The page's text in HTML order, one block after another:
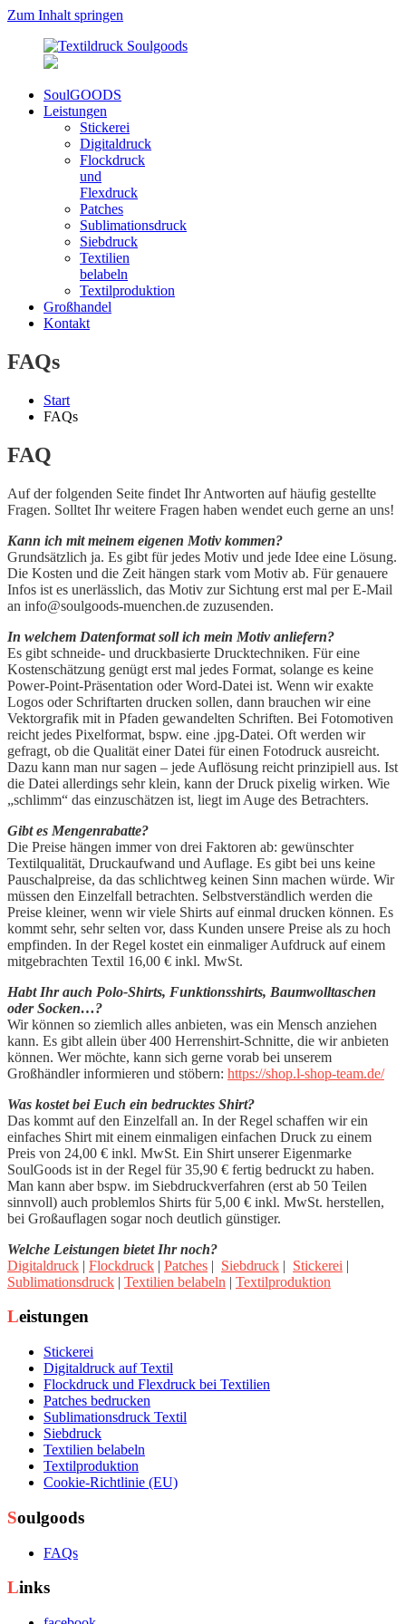
Zum Inhalt springen
SOULGOODS
Textildruckerei
Textildruckerei
Großauflagen!
SoulGOODS
Leistungen
Stickerei
Digitaldruck
Flockdruck
und
Flexdruck
Patches
Sublimationsdruck
Siebdruck
Textilien
belabeln
Textilproduktion
Großhandel
Kontakt
FAQs
Start
FAQs
FAQ
Auf der folgenden Seite findet Ihr Antworten auf häufig gestellte
Fragen. Solltet Ihr weitere Fragen haben wendet euch gerne an uns!
Kann ich mit meinem eigenen Motiv kommen?
Grundsätzlich ja. Es gibt für jedes Motiv und jede Idee eine Lösung.
Die Kosten und die Zeit hängen stark vom Motiv ab. Für genauere
Infos ist es unerlässlich, das Motiv zur Sichtung erst mal per E-Mail
an info@soulgoods-muenchen.de zuzusenden.
In welchem Datenformat soll ich mein Motiv anliefern?
Es gibt schneide- und druckbasierte Drucktechniken. Für eine
Kostenschätzung genügt erst mal jedes Format, solange es keine
Power-Point-Präsentation oder Word-Datei ist. Wenn wir exakte
Logos oder Schriftarten drucken sollen, dann brauchen wir eine
Vektorgrafik mit in Pfaden gewandelten Schriften. Bei Fotomotiven
reicht jedes Pixelformat, bspw. eine .jpg-Datei. Oft werden wir
gefragt, ob die Qualität einer Datei für einen Fotodruck ausreicht.
Dazu kann man nur sagen – jede Auflösung reicht prinzipiell aus. Ist
die Datei allerdings sehr klein, kann der Druck pixelig wirken. Wie
„schlimm“ das einzuschätzen ist, liegt im Auge des Betrachters.
Gibt es Mengenrabatte?
Die Preise hängen immer von drei Faktoren ab: gewünschter
Textilqualität, Druckaufwand und Auflage. Es gibt bei uns keine
Pauschalpreise, da das schlichtweg keinen Sinn machen würde. Wir
müssen den Einzelfall betrachten. Selbstverständlich werden die
Preise kleiner, wenn wir viele Shirts auf einmal drucken können. Es
kommt sehr, sehr selten vor, dass Kunden unsere Preise als zu hoch
empfinden. In der Regel kostet ein einmaliger Aufdruck auf einem
mitgebrachten Textil 16,00 € inkl. MwSt.
Habt Ihr auch Polo-Shirts, Funktionsshirts, Baumwolltaschen
oder Socken…?
Wir können so ziemlich alles anbieten, was ein Mensch anziehen
kann. Es gibt allein über 400 Herrenshirt-Schnitte, die wir anbieten
können. Wer möchte, kann sich gerne vorab bei unserem
Großhändler informieren und stöbern: https://shop.l-shop-team.de/
Was kostet bei Euch ein bedrucktes Shirt?
Das kommt auf den Einzelfall an. In der Regel schaffen wir ein
einfaches Shirt mit einem einmaligen einfachen Druck zu einem
Preis von 24,00 € inkl. MwSt. Ein Shirt unserer Eigenmarke
SoulGoods ist in der Regel für 35,90 € fertig bedruckt zu haben.
Man kann aber bspw. im Siebdruckverfahren (erst ab 50 Teilen
sinnvoll) auch problemlos Shirts für 5,00 € inkl. MwSt. herstellen,
bei Großauflagen sogar noch deutlich günstiger.
Welche Leistungen bietet Ihr noch?
Digitaldruck | Flockdruck | Patches | Siebdruck | Stickerei |
Sublimationsdruck | Textilien belabeln | Textilproduktion
Leistungen
Stickerei
Digitaldruck auf Textil
Flockdruck und Flexdruck bei Textilien
Patches bedrucken
Sublimationsdruck Textil
Siebdruck
Textilien belabeln
Textilproduktion
Cookie-Richtlinie (EU)
Soulgoods
FAQs
Links